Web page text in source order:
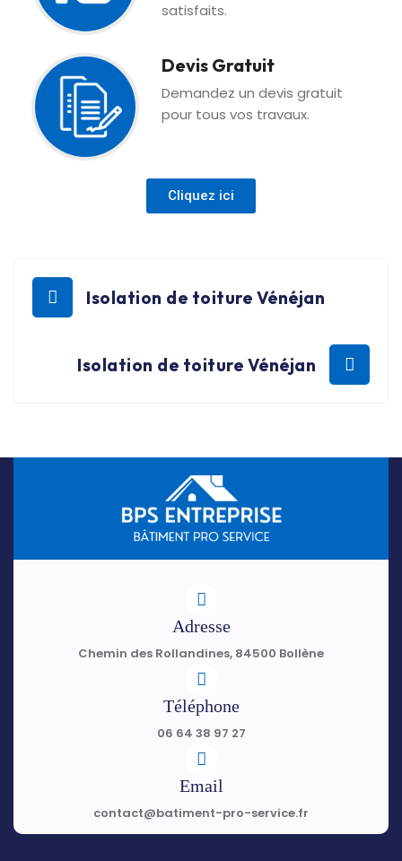
satisfaits.
Devis Gratuit
Demandez un devis gratuit
pour tous vos travaux.
Cliquez ici
Isolation de toiture Vénéjan
Isolation de toiture Vénéjan
Adresse
Chemin des Rollandines, 84500 Bollène
Téléphone
06 64 38 97 27
Email
contact@batiment-pro-service.fr